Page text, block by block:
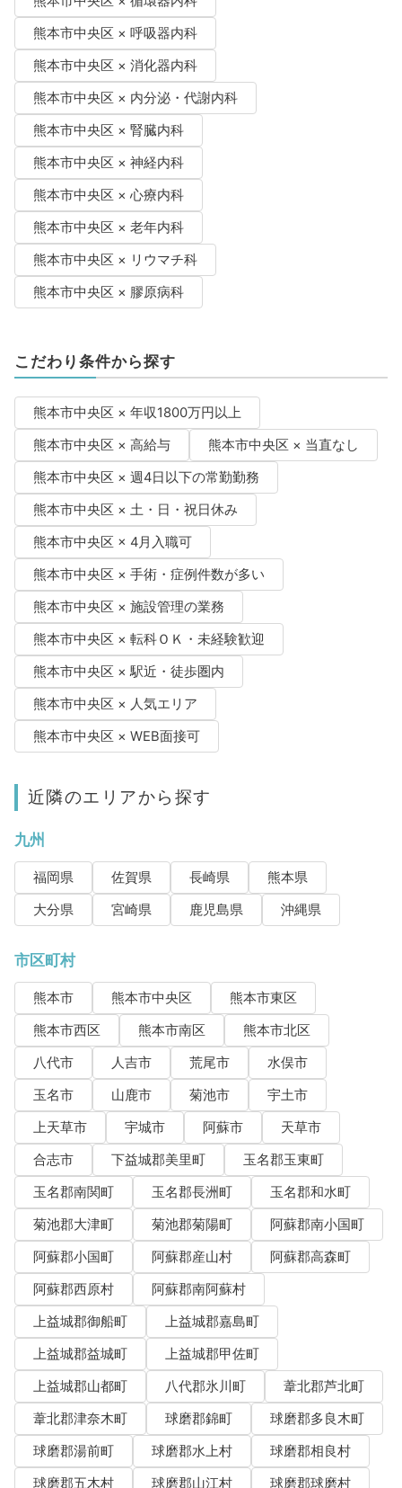
熊本市中央区 × 呼吸器内科
熊本市中央区 × 消化器内科
熊本市中央区 × 内分泌・代謝内科
熊本市中央区 × 腎臓内科
熊本市中央区 × 神経内科
熊本市中央区 × 心療内科
熊本市中央区 × 老年内科
熊本市中央区 × リウマチ科
熊本市中央区 × 膠原病科
こだわり条件から探す
熊本市中央区 × 年収1800万円以上
熊本市中央区 × 高給与
熊本市中央区 × 当直なし
熊本市中央区 × 週4日以下の常勤勤務
熊本市中央区 × 土・日・祝日休み
熊本市中央区 × 4月入職可
熊本市中央区 × 手術・症例件数が多い
熊本市中央区 × 施設管理の業務
熊本市中央区 × 転科ＯＫ・未経験歓迎
熊本市中央区 × 駅近・徒歩圏内
熊本市中央区 × 人気エリア
熊本市中央区 × WEB面接可
近隣のエリアから探す
九州
福岡県 佐賀県 長崎県
熊本県
大分県
宮崎県 鹿児島県 沖縄県
市区町村
熊本市 熊本市中央区
熊本市東区
熊本市西区
熊本市南区
熊本市北区
八代市
人吉市 荒尾市
水俣市
玉名市
山鹿市 菊池市
宇土市
上天草市
宇城市 阿蘇市
天草市
合志市
下益城郡美里町
玉名郡玉東町
玉名郡南関町
玉名郡長洲町
玉名郡和水町
菊池郡大津町
菊池郡菊陽町
阿蘇郡南小国町
阿蘇郡小国町
阿蘇郡産山村
阿蘇郡高森町
阿蘇郡西原村
阿蘇郡南阿蘇村
上益城郡御船町
上益城郡嘉島町
上益城郡益城町
上益城郡甲佐町
上益城郡山都町
八代郡氷川町
葦北郡芦北町
葦北郡津奈木町
球磨郡錦町
球磨郡多良木町
球磨郡湯前町
球磨郡水上村
球磨郡相良村
球磨郡五木村
球磨郡山江村
球磨郡球磨村